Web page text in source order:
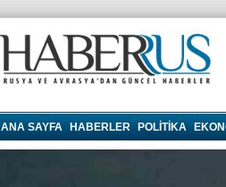
ANA SAYFA HABERLER POLITIKA